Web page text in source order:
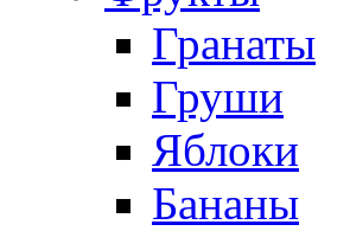
Гранаты
Груши
Яблоки
Бананы